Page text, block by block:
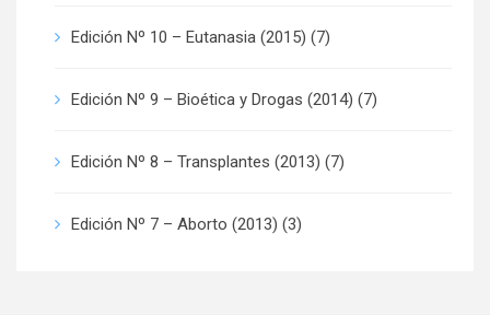
Edición Nº 10 – Eutanasia (2015) (7)
Edición Nº 9 – Bioética y Drogas (2014) (7)
Edición Nº 8 – Transplantes (2013) (7)
Edición Nº 7 – Aborto (2013) (3)